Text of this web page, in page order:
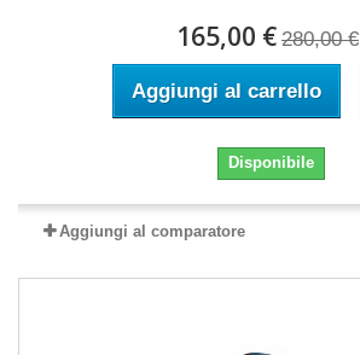
165,00 € 280,00 €
Aggiungi al carrello
Disponibile
Aggiungi al comparatore